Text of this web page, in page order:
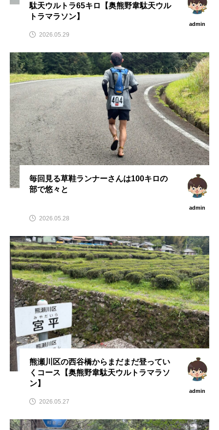
駄天ウルトラ65キロ【奥熊野韋駄天ウル
トラマラソン】
admin
2026.05.29
毎回見る草鞋ランナーさんは100キロの
部で悠々と
admin
2026.05.28
熊瀬川区の西谷橋からまだまだ登ってい
くコース【奥熊野韋駄天ウルトラマラソ
ン】
admin
2026.05.27